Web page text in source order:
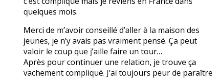
quelques mois.
Merci de m’avoir conseillé d’aller à la maison des
jeunes, je n’y avais pas vraiment pensé. Ça peut
valoir le coup que j’aille faire un tour…
Après pour continuer une relation, je trouve ça
vachement compliqué. J’ai toujours peur de paraître